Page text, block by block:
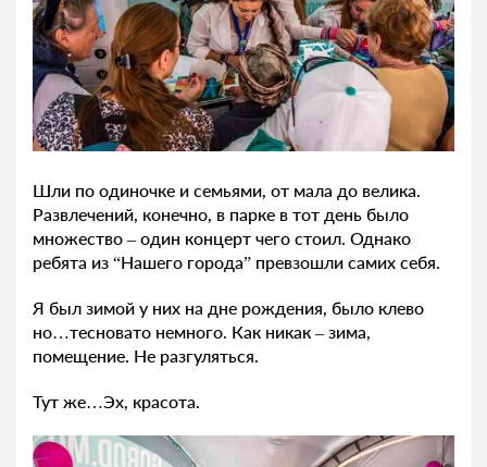
Шли по одиночке и семьями, от мала до велика.
Развлечений, конечно, в парке в тот день было
множество – один концерт чего стоил. Однако
ребята из “Нашего города” превзошли самих себя.
Я был зимой у них на дне рождения, было клево
но…тесновато немного. Как никак – зима,
помещение. Не разгуляться.
Тут же…Эх, красота.